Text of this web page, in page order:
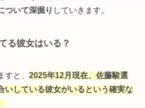
ついて深掘り していきます。
る彼女はいる？
すと、 2025年12月現在、佐藤駿選
いしている彼女がいるという確実な